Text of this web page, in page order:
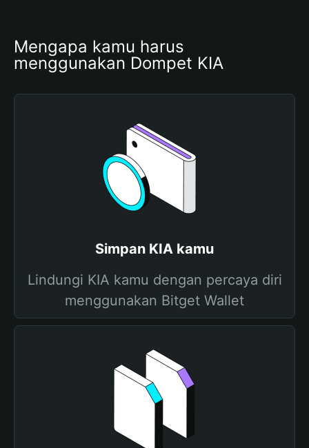
Mengapa kamu harus
menggunakan Dompet KIA
Simpan KIA kamu
Lindungi KIA kamu dengan percaya diri
menggunakan Bitget Wallet